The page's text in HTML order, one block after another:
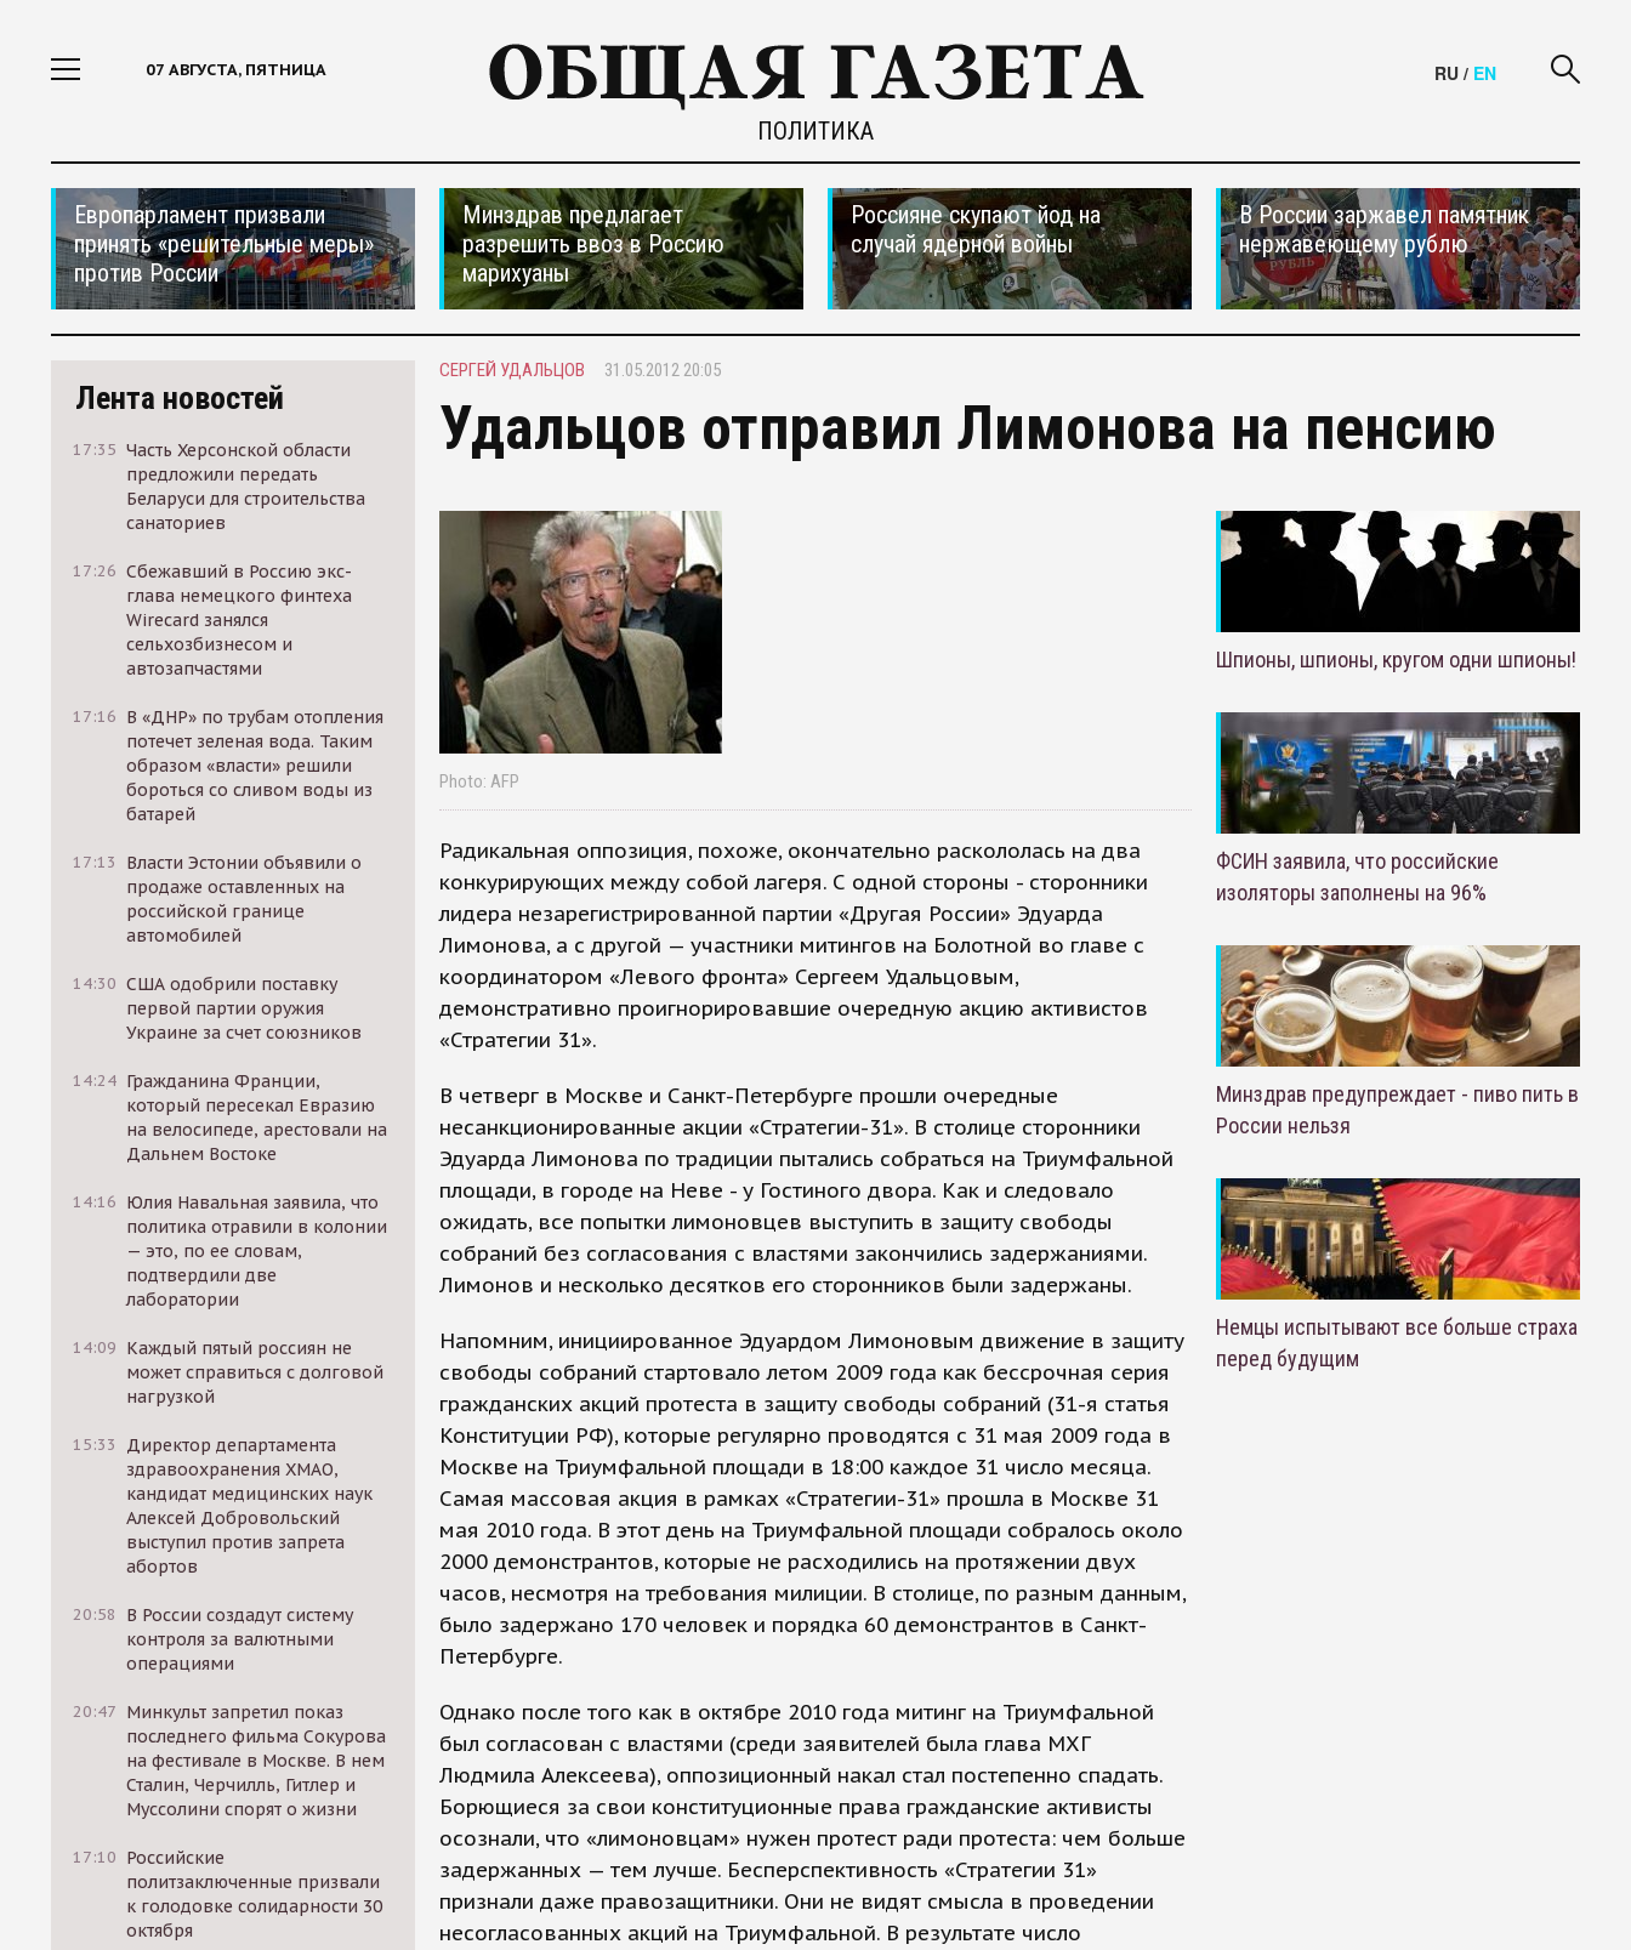
07 АВГУСТА, ПЯТНИЦА
ПОЛИТИКА
RU / EN
Европарламент призвали
принять «решительные меры»
против России
Минздрав предлагает
разрешить ввоз в Россию
марихуаны
Россияне скупают йод на
случай ядерной войны
В России заржавел памятник
нержавеющему рублю
Лента новостей
17:35 Часть Херсонской области
предложили передать
Беларуси для строительства
санаториев
17:26 Сбежавший в Россию экс-
глава немецкого финтеха
Wirecard занялся
сельхозбизнесом и
автозапчастями
17:16 В «ДНР» по трубам отопления
потечет зеленая вода. Таким
образом «власти» решили
бороться со сливом воды из
батарей
17:13
Власти Эстонии объявили о
продаже оставленных на
российской границе
автомобилей
14:30 США одобрили поставку
первой партии оружия
Украине за счет союзников
14:24 Гражданина Франции,
который пересекал Евразию
на велосипеде, арестовали на
Дальнем Востоке
14:16 Юлия Навальная заявила, что
политика отравили в колонии
— это, по ее словам,
подтвердили две
лаборатории
14:09 Каждый пятый россиян не
может справиться с долговой
нагрузкой
15:33
Директор департамента
здравоохранения ХМАО,
кандидат медицинских наук
Алексей Добровольский
выступил против запрета
абортов
20:58
В России создадут систему
контроля за валютными
операциями
20:47 Минкульт запретил показ
последнего фильма Сокурова
на фестивале в Москве. В нем
Сталин, Черчилль, Гитлер и
Муссолини спорят о жизни
17:10 Российские
политзаключенные призвали
к голодовке солидарности 30
октября
СЕРГЕЙ УДАЛЬЦОВ 31.05.2012 20:05
Удальцов отправил Лимонова на пенсию
Photo: AFP
Радикальная оппозиция, похоже, окончательно раскололась на два
конкурирующих между собой лагеря. С одной стороны - сторонники
лидера незарегистрированной партии «Другая России» Эдуарда
Лимонова, а с другой — участники митингов на Болотной во главе с
координатором «Левого фронта» Сергеем Удальцовым,
демонстративно проигнорировавшие очередную акцию активистов
«Стратегии 31».
В четверг в Москве и Санкт-Петербурге прошли очередные
несанкционированные акции «Стратегии-31». В столице сторонники
Эдуарда Лимонова по традиции пытались собраться на Триумфальной
площади, в городе на Неве - у Гостиного двора. Как и следовало
ожидать, все попытки лимоновцев выступить в защиту свободы
собраний без согласования с властями закончились задержаниями.
Лимонов и несколько десятков его сторонников были задержаны.
Напомним, инициированное Эдуардом Лимоновым движение в защиту
свободы собраний стартовало летом 2009 года как бессрочная серия
гражданских акций протеста в защиту свободы собраний (31-я статья
Конституции РФ), которые регулярно проводятся с 31 мая 2009 года в
Москве на Триумфальной площади в 18:00 каждое 31 число месяца.
Самая массовая акция в рамках «Стратегии-31» прошла в Москве 31
мая 2010 года. В этот день на Триумфальной площади собралось около
2000 демонстрантов, которые не расходились на протяжении двух
часов, несмотря на требования милиции. В столице, по разным данным,
было задержано 170 человек и порядка 60 демонстрантов в Санкт-
Петербурге.
Однако после того как в октябре 2010 года митинг на Триумфальной
был согласован с властями (среди заявителей была глава МХГ
Людмила Алексеева), оппозиционный накал стал постепенно спадать.
Борющиеся за свои конституционные права гражданские активисты
осознали, что «лимоновцам» нужен протест ради протеста: чем больше
задержанных — тем лучше. Бесперспективность «Стратегии 31»
признали даже правозащитники. Они не видят смысла в проведении
несогласованных акций на Триумфальной. В результате число
Шпионы, шпионы, кругом одни шпионы!
ФСИН заявила, что российские
изоляторы заполнены на 96%
Минздрав предупреждает - пиво пить в
России нельзя
Немцы испытывают все больше страха
перед будущим